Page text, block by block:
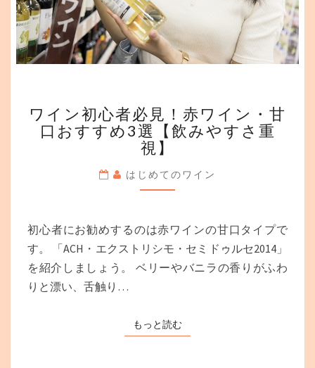
イ
ン
初
者
必
赤
ワ
イ
ン・
す
ワイン初心者必見！赤ワイン・甘
口おすすめ3選【飲みやすさ重
視】
はじめてのワイン
初心者にお勧めするのは赤ワインの甘口タイプで
す。 「ACH・エクストリシモ・セミドゥルセ2014」
を紹介しましょう。 ベリーやバニラの香りがふわ
りと漂い、舌触り…
もっと読むもっと読む